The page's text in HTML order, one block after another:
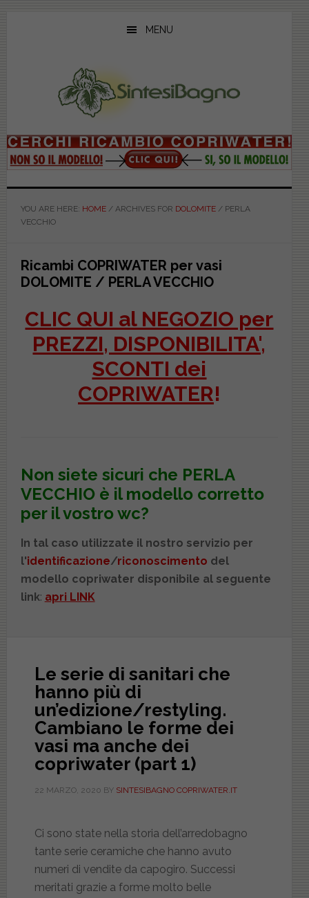
MENU
YOU ARE HERE: HOME /ARCHIVES FOR DOLOMITE /PERLA
VECCHIO
Ricambi COPRIWATER per vasi
DOLOMITE / PERLA VECCHIO
CLIC QUI al NEGOZIO per
PREZZI, DISPONIBILITA',
SCONTI dei
COPRIWATER!
Non siete sicuri che PERLA
VECCHIOè il modello corretto
per il vostro wc?
In tal caso utilizzate il nostro servizio per
l'identificazione/riconoscimento del
modello copriwater disponibile al seguente
link: apri LINK
Le serie di sanitari che
hanno più di
un’edizione/restyling.
Cambiano le forme dei
vasi ma anche dei
copriwater (part 1)
22 MARZO, 2020 BY SINTESIBAGNO COPRIWATER.IT
Ci sono state nella storia dell’arredobagno
tante serie ceramiche che hanno avuto
numeri di vendite da capogiro. Successi
meritati grazie a forme molto belle